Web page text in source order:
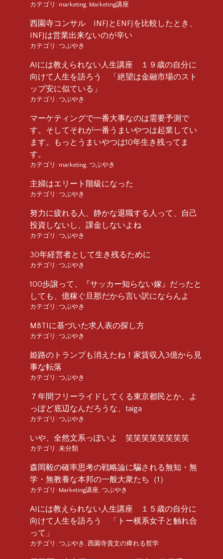
カテゴリ: marketing Marketing講座
西園寺コンサル INFJとENFJを比較したとき、
INFJは営業出来ないのが辛い
カテゴリ: つぶやき
AIには教えられない人生講座 １９歳の自分に
向けて人生を語ろう 「絶望は金融市場のスト
ップ安に似ている」
カテゴリ: つぶやき
マーケティングで一番大事なのは需要予測で
す。そしてそれが一番うまいやつは起業してい
ます。もっとうまいやつは10年生き残ってま
す。
カテゴリ: marketing つぶやき
主婦はエリート階級になった
カテゴリ: つぶやき
努力に疲れる人、静かな退職する人って、自己
投資しないし、課金しないよね
カテゴリ: つぶやき
30年経営者として生き残るために
カテゴリ: つぶやき
100歩譲って、『サッカー知らない嫁』だったと
しても、億稼ぐ旦那だから言い訳にならんよ
カテゴリ: つぶやき
MBTIに基づいた求人表の探し方
カテゴリ: つぶやき
姫路のトランプも消えたね！家賃収入3億から見
事な転落
カテゴリ: つぶやき
７年間フリーライドしてくる東京都民とか、よ
っぽど底辺なんだろうな、taiga
カテゴリ: つぶやき
いや、全然文系っぽいよ 笑笑笑笑笑笑笑笑
カテゴリ: 未分類
森岡毅の確率思考の戦略論に騙される無知・無
学・無教養な本邦の一般大衆たち（1）
カテゴリ: Marketing講座 つぶやき
AIには教えられない人生講座 １５歳の自分に
向けて人生を語ろう 「トー横系女子と触れ合
って」
カテゴリ: つぶやき 西園寺貴文の痺れる哲学